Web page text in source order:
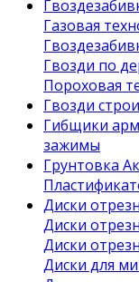
Газовая
Гвозди по
Пороховая
Гвозди
Гибщики
зажимы
Грунтовка
Диски
Диски
Диски
Диски для